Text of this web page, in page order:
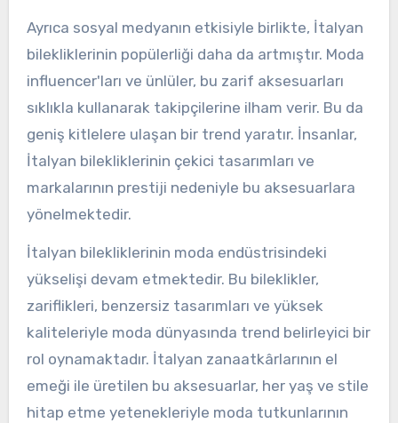
Ayrıca sosyal medyanın etkisiyle birlikte, İtalyan
bilekliklerinin popülerliği daha da artmıştır. Moda
influencer'ları ve ünlüler, bu zarif aksesuarları
sıklıkla kullanarak takipçilerine ilham verir. Bu da
geniş kitlelere ulaşan bir trend yaratır. İnsanlar,
İtalyan bilekliklerinin çekici tasarımları ve
markalarının prestiji nedeniyle bu aksesuarlara
yönelmektedir.
İtalyan bilekliklerinin moda endüstrisindeki
yükselişi devam etmektedir. Bu bileklikler,
zariflikleri, benzersiz tasarımları ve yüksek
kaliteleriyle moda dünyasında trend belirleyici bir
rol oynamaktadır. İtalyan zanaatkârlarının el
emeği ile üretilen bu aksesuarlar, her yaş ve stile
hitap etme yetenekleriyle moda tutkunlarının